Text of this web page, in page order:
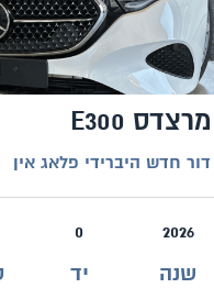
מרצדס E300
דור חדש היברידי פלאג אין
2026
שנה
0
יד